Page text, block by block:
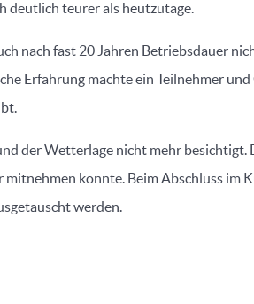
deutlich teurer als heutzutage.
nach fast 20 Jahren Betriebsdauer
Erfahrung machte ein Teilnehmer
der Wetterlage nicht mehr
mitnehmen konnte. Beim Abschluss im
werden.